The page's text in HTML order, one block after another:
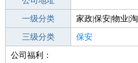
一级分类 家政|保安|物业|
二级分类 家政/安保
三级分类 保安
其他行业
公司福利：